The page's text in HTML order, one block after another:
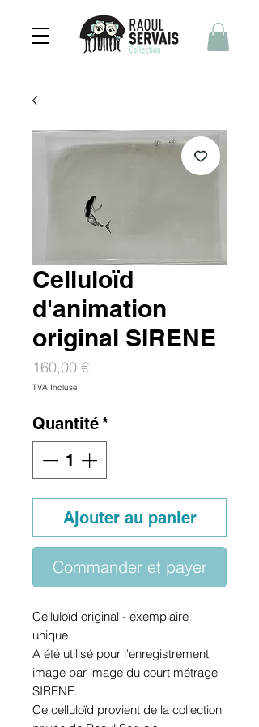
Celluloïd
d'animation
original SIRENE
160,00 €Prix
TVA Incluse
Quantité*
Ajouter au panier
Commander et payer
Celluloïd original - exemplaire
unique.
A été utilisé pour l'enregistrement
image par image du court métrage
SIRENE.
Ce celluloïd provient de la collection